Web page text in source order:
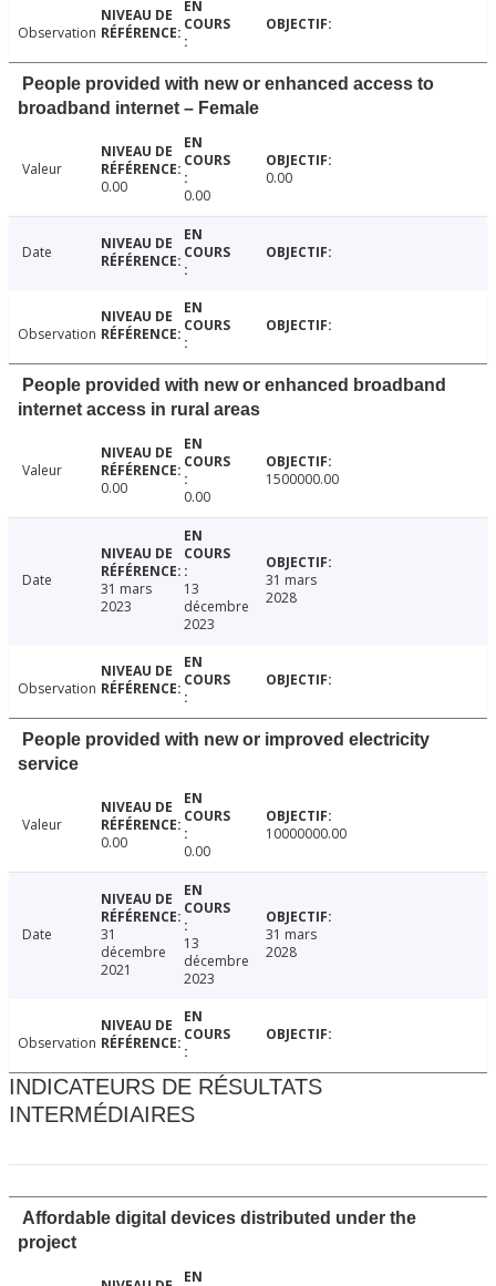
Observation
People provided with new or enhanced access to
broadband internet – Female
Valeur
0.00
0.00
0.00
Date
Observation
People provided with new or enhanced broadband
internet access in rural areas
Valeur
0.00
0.00
1500000.00
Date
31 mars
2023
13
décembre
2023
31 mars
2028
Observation
People provided with new or improved electricity
service
Valeur
0.00
0.00
10000000.00
Date
31
décembre
2021
13
décembre
2023
31 mars
2028
Observation
INDICATEURS DE RÉSULTATS
INTERMÉDIAIRES
Affordable digital devices distributed under the
project